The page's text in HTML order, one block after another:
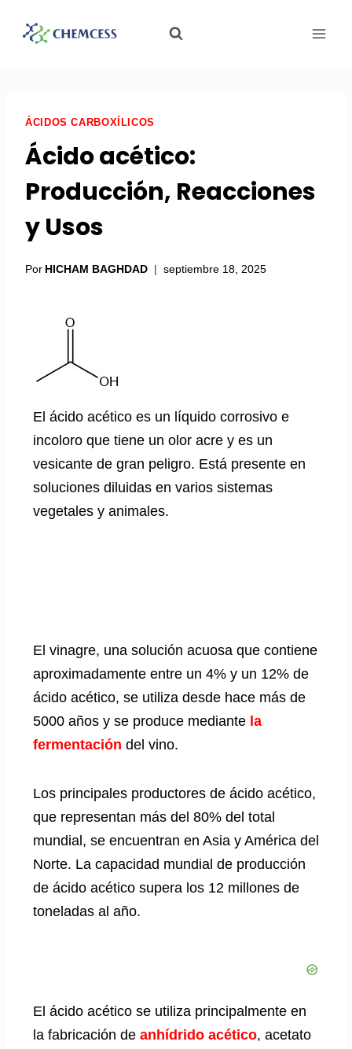
ÁCIDOS CARBOXÍLICOS
Ácido acético:
Producción, Reacciones
y Usos
Por HICHAM BAGHDAD septiembre 18, 2025
El ácido acético es un líquido corrosivo e
incoloro que tiene un olor acre y es un
vesicante de gran peligro. Está presente en
soluciones diluidas en varios sistemas
vegetales y animales.
El vinagre, una solución acuosa que contiene
aproximadamente entre un 4% y un 12% de
ácido acético, se utiliza desde hace más de
5000 años y se produce mediante la
fermentación del vino.
Los principales productores de ácido acético,
que representan más del 80% del total
mundial, se encuentran en Asia y América del
Norte. La capacidad mundial de producción
de ácido acético supera los 12 millones de
toneladas al año.
El ácido acético se utiliza principalmente en
la fabricación de anhídrido acético, acetato